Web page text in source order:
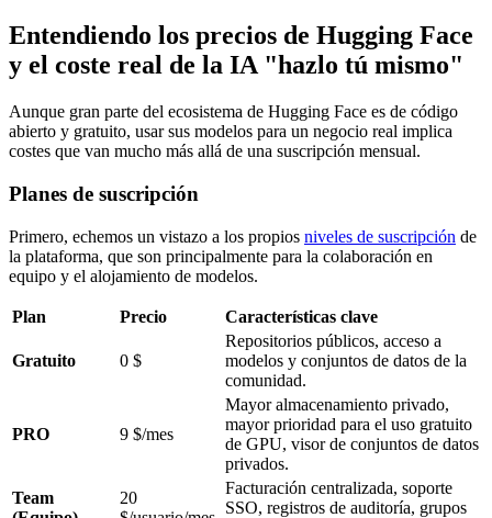
Entendiendo los precios de Hugging Face
y el coste real de la IA "hazlo tú mismo"
Aunque gran parte del ecosistema de Hugging Face es de código
abierto y gratuito, usar sus modelos para un negocio real implica
costes que van mucho más allá de una suscripción mensual.
Planes de suscripción
Primero, echemos un vistazo a los propios niveles de suscripción de
la plataforma, que son principalmente para la colaboración en
equipo y el alojamiento de modelos.
Plan Precio Características clave
Gratuito 0 $
Repositorios públicos, acceso a
modelos y conjuntos de datos de la
comunidad.
PRO 9 $/mes
Mayor almacenamiento privado,
mayor prioridad para el uso gratuito
de GPU, visor de conjuntos de datos
privados.
Team
20
Facturación centralizada, soporte
SSO, registros de auditoría, grupos